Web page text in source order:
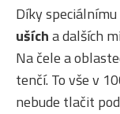
Díky
ušícha dalších
Na čele a
tenčí. To vše v
nebude tlačit